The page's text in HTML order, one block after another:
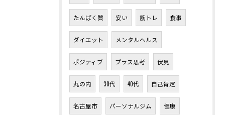
たんぱく質 安い 筋トレ 食事
ダイエット メンタルヘルス
ポジティブ プラス思考 伏見
丸の内 30代 40代 自己肯定
名古屋市 パーソナルジム 健康